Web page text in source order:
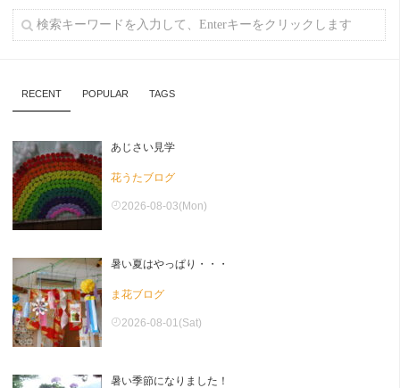
RECENT POPULAR TAGS
あじさい見学
花うたブログ
2026-08-03(Mon)
暑い夏はやっぱり・・・
ま花ブログ
2026-08-01(Sat)
暑い季節になりました！